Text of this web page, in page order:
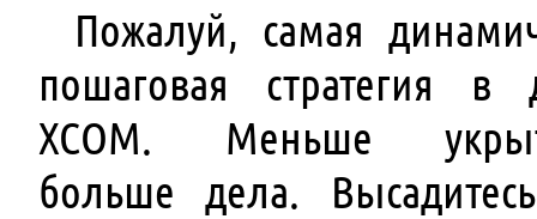
Пожалуй, самая
пошаговая стратегия в
XCOM. Меньше
больше дела.